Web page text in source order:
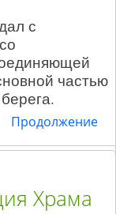
с
частью
Продолжение
Храма